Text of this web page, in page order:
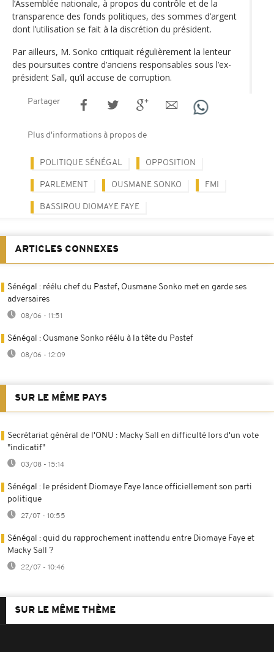
l’Assemblée nationale, à propos du contrôle et de la
transparence des fonds politiques, des sommes d’argent
dont l’utilisation se fait à la discrétion du président.
Par ailleurs, M. Sonko critiquait régulièrement la lenteur
des poursuites contre d’anciens responsables sous l’ex-
président Sall, qu’il accuse de corruption.
Partager
Plus d'informations à propos de
POLITIQUE SÉNÉGAL OPPOSITION
PARLEMENT OUSMANE SONKO FMI
BASSIROU DIOMAYE FAYE
ARTICLES CONNEXES
Sénégal : réélu chef du Pastef, Ousmane Sonko met en garde ses
adversaires
08/06 - 11:51
Sénégal : Ousmane Sonko réélu à la tête du Pastef
08/06 - 12:09
SUR LE MÊME PAYS
Secrétariat général de l'ONU : Macky Sall en difficulté lors d'un vote
"indicatif"
03/08 - 15:14
Sénégal : le président Diomaye Faye lance officiellement son parti
politique
27/07 - 10:55
Sénégal : quid du rapprochement inattendu entre Diomaye Faye et
Macky Sall ?
22/07 - 10:46
SUR LE MÊME THÈME